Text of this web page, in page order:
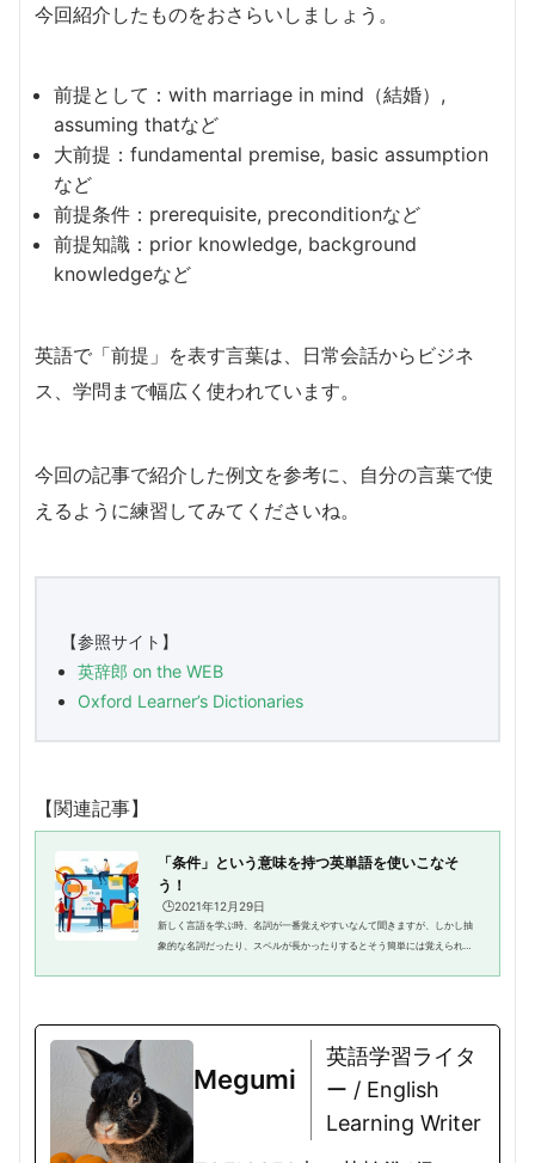
今回紹介したものをおさらいしましょう。
前提として：with marriage in mind（結婚）,
assuming thatなど
大前提：fundamental premise, basic assumption
など
前提条件：prerequisite, preconditionなど
前提知識：prior knowledge, background
knowledgeなど
英語で「前提」を表す言葉は、日常会話からビジネ
ス、学問まで幅広く使われています。
今回の記事で紹介した例文を参考に、自分の言葉で使
えるように練習してみてくださいね。
【参照サイト】
英辞郎 on the WEB
Oxford Learner’s Dictionaries
【関連記事】
「条件」という意味を持つ英単語を使いこなそ
う！
🕒️2021年12月29日
新しく言語を学ぶ時、名詞が一番覚えやすいなんて聞きますが、しかし抽
象的な名詞だったり、スペルが長かったりするとそう簡単には覚えられま
Megumi
英語学習ライタ
ー / English
Learning Writer